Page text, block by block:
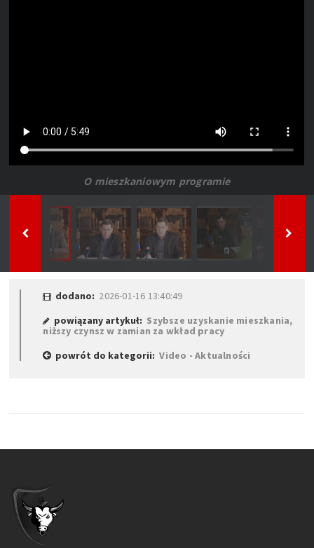
O mieszkaniowym programie
dodano: 2026-01-16 13:40:49
powiązany artykuł: Szybsze uzyskanie mieszkania,
niższy czynsz w zamian za wkład pracy
powrót do kategorii:Video - Aktualności